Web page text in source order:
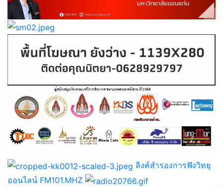
ลิงค์สำรองการฟังวิทยุ
ออนไลน์ FM101.MHZ